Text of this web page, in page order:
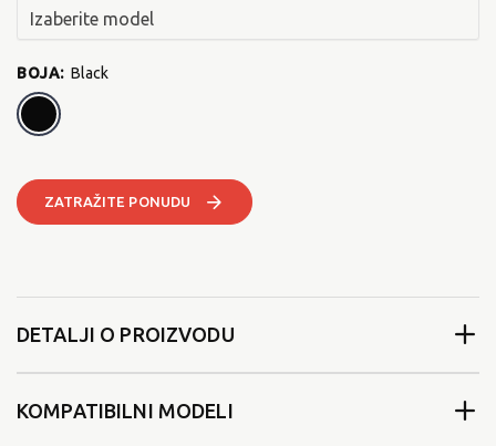
BOJA: Black
ZATRAŽITE PONUDU
DETALJI O PROIZVODU
KOMPATIBILNI MODELI